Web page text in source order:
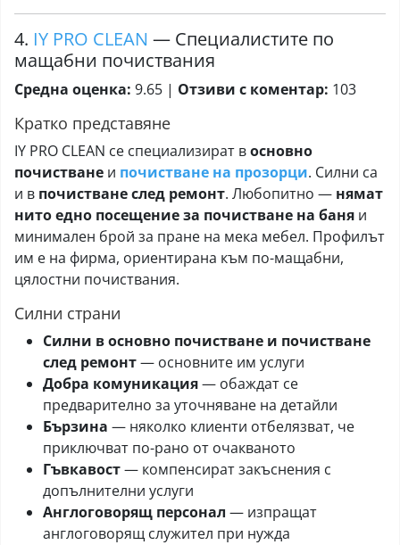
4. IY PRO CLEAN — Специалистите по
мащабни почиствания
Средна оценка: 9.65 | Отзиви с коментар: 103
Кратко представяне
IY PRO CLEAN се специализират восновно
почистване и почистване на прозорци. Силни са
и в почистване след ремонт. Любопитно — нямат
нито едно посещение за почистване на баня и
минимален брой за пране на мека мебел. Профилът
им е на фирма, ориентирана към по-мащабни,
цялостни почиствания.
Силни страни
Силни в основно почистване и почистване
след ремонт— основните им услуги
Добра комуникация— обаждат се
предварително за уточняване на детайли
Бързина — няколко клиенти отбелязват, че
приключват по-рано от очакваното
Гъвкавост— компенсират закъснения с
допълнителни услуги
Англоговорящ персонал — изпращат
англоговорящ служител при нужда